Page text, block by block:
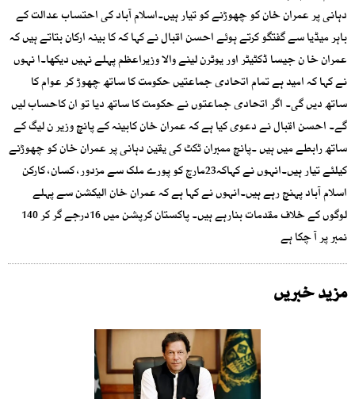
دہانی پر عمران خان کو چھوڑنے کو تیار ہیں۔اسلام آباد کی احتساب عدالت کے
باہر میڈیا سے گفتگو کرتے ہوئے احسن اقبال نے کہا کہ کا بینہ ارکان بتاتے ہیں کہ
عمران خا ن جیسا ڈکٹیٹر اور یوٹرن لینے والا وزیراعظم پہلے نہیں دیکھا۔ا نہوں
نے کہا کہ امید ہے تمام اتحادی جماعتیں حکومت کا ساتھ چھوڑ کر عوام کا
ساتھ دیں گی۔ اگر اتحادی جماعتوں نے حکومت کا ساتھ دیا تو ان کاحساب لیں
گے۔ احسن اقبال نے دعوی کیا ہے کہ عمران خان کابینہ کے پانچ وزیر ن لیگ کے
ساتھ رابطے میں ہیں ۔پانچ ممبران ٹکٹ کی یقین دہانی پر عمران خان کو چھوڑنے
کیلئے تیار ہیں۔انہوں نے کہاکہ23مارچ کو پورے ملک سے مزدور، کسان، کارکن
اسلام آباد پہنچ رہے ہیں۔انہوں نے کہا ہے کہ عمران خان الیکشن سے پہلے
لوگوں کے خلاف مقدمات بنارہے ہیں۔ پاکستان کرپشن میں 16درجے گر کر 140
نمبر پر آ چکا ہے
مزید خبریں